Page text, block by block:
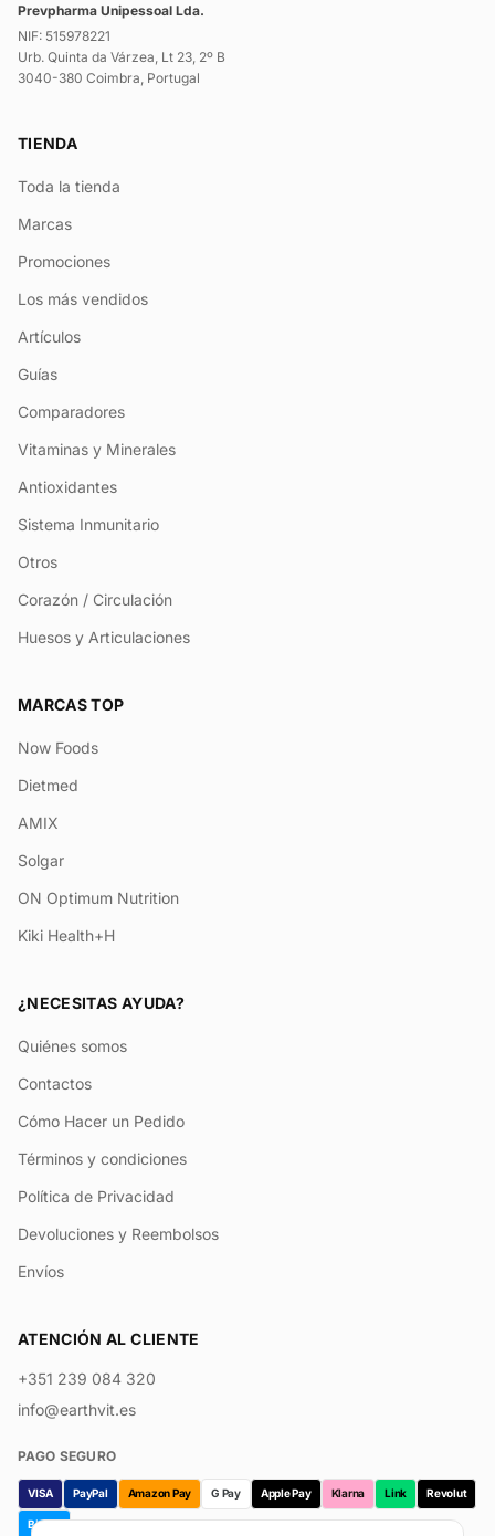
Prevpharma Unipessoal Lda.
NIF: 515978221
Urb. Quinta da Várzea, Lt 23, 2º B
3040-380 Coimbra, Portugal
TIENDA
Toda la tienda
Marcas
Promociones
Los más vendidos
Artículos
Guías
Comparadores
Vitaminas y Minerales
Antioxidantes
Sistema Inmunitario
Otros
Corazón / Circulación
Huesos y Articulaciones
MARCAS TOP
Now Foods
Dietmed
AMIX
Solgar
ON Optimum Nutrition
Kiki Health+H
¿NECESITAS AYUDA?
Quiénes somos
Contactos
Cómo Hacer un Pedido
Términos y condiciones
Política de Privacidad
Devoluciones y Reembolsos
Envíos
ATENCIÓN AL CLIENTE
+351 239 084 320
info@earthvit.es
PAGO SEGURO
VISA PayPal Amazon Pay G Pay Apple Pay Klarna Link Revolut
Bizum